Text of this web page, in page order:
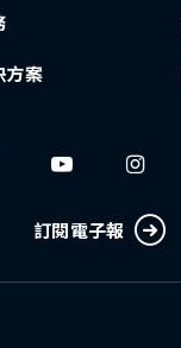
方案
訂閱電子報